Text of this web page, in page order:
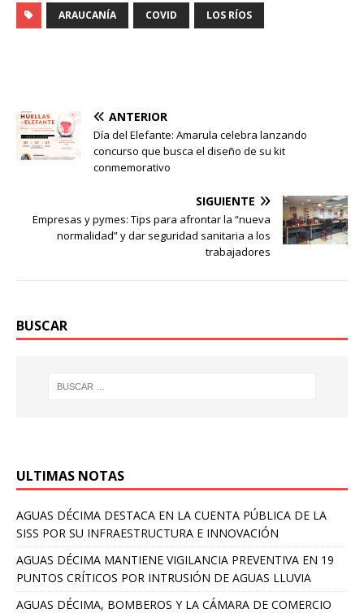
ARAUCANÍA COVID LOS RÍOS
ANTERIOR
Día del Elefante: Amarula celebra lanzando
concurso que busca el diseño de su kit
conmemorativo
SIGUIENTE
Empresas y pymes: Tips para afrontar la “nueva
normalidad” y dar seguridad sanitaria a los
trabajadores
BUSCAR
ULTIMAS NOTAS
AGUAS DÉCIMA DESTACA EN LA CUENTA PÚBLICA DE LA
SISS POR SU INFRAESTRUCTURA E INNOVACIÓN
AGUAS DÉCIMA MANTIENE VIGILANCIA PREVENTIVA EN 19
PUNTOS CRÍTICOS POR INTRUSIÓN DE AGUAS LLUVIA
AGUAS DÉCIMA, BOMBEROS Y LA CÁMARA DE COMERCIO